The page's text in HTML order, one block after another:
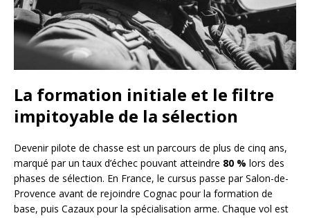
La formation initiale et le filtre
impitoyable de la sélection
Devenir pilote de chasse est un parcours de plus de cinq ans,
marqué par un taux d’échec pouvant atteindre 80 % lors des
phases de sélection. En France, le cursus passe par Salon-de-
Provence avant de rejoindre Cognac pour la formation de
base, puis Cazaux pour la spécialisation arme. Chaque vol est